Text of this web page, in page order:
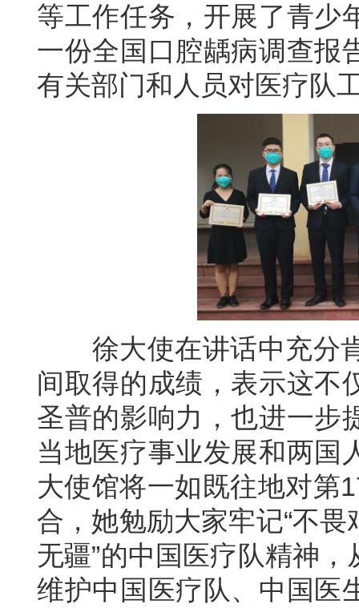
等工作任务，开展了青少
一份全国口腔龋病调查报
有关部门和人员对医疗队
徐大使在讲话中充分肯
间取得的成绩，表示这不
圣普的影响力，也进一步
当地医疗事业发展和两国
大使馆将一如既往地对第
合，她勉励大家牢记“不
无疆”的中国医疗队精神
维护中国医疗队、中国医